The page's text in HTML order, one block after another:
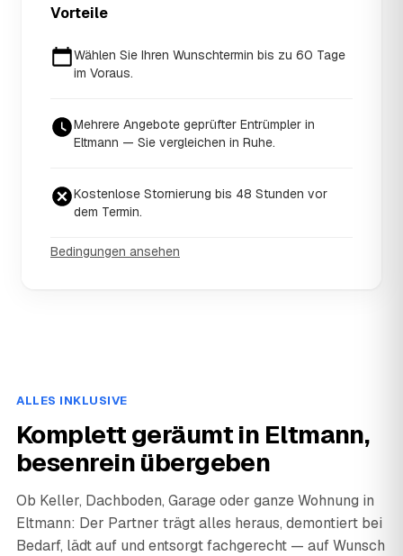
Vorteile
Wählen Sie Ihren Wunschtermin bis zu 60 Tage
im Voraus.
Mehrere Angebote geprüfter Entrümpler in
Eltmann — Sie vergleichen in Ruhe.
Kostenlose Stornierung bis 48 Stunden vor
dem Termin.
Bedingungen ansehen
ALLES INKLUSIVE
Komplett geräumt in Eltmann,
besenrein übergeben
Ob Keller, Dachboden, Garage oder ganze Wohnung in
Eltmann: Der Partner trägt alles heraus, demontiert bei
Bedarf, lädt auf und entsorgt fachgerecht — auf Wunsch